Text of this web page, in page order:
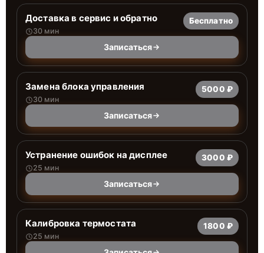
Доставка в сервис и обратно
30 мин
Бесплатно
Записаться
Замена блока управления
30 мин
5000 ₽
Записаться
Устранение ошибок на дисплее
25 мин
3000 ₽
Записаться
Калибровка термостата
25 мин
1800 ₽